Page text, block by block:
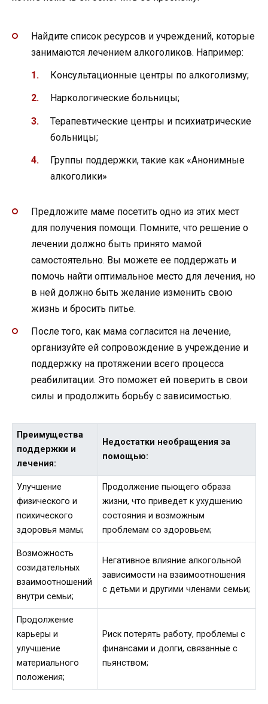
Найдите список ресурсов и учреждений, которые
занимаются лечением алкоголиков. Например:
Консультационные центры по алкоголизму;
Наркологические больницы;
Терапевтические центры и психиатрические
больницы;
Группы поддержки, такие как «Анонимные
алкоголики»
Предложите маме посетить одно из этих мест
для получения помощи. Помните, что решение о
лечении должно быть принято мамой
самостоятельно. Вы можете ее поддержать и
помочь найти оптимальное место для лечения, но
в ней должно быть желание изменить свою
жизнь и бросить питье.
После того, как мама согласится на лечение,
организуйте ей сопровождение в учреждение и
поддержку на протяжении всего процесса
реабилитации. Это поможет ей поверить в свои
силы и продолжить борьбу с зависимостью.
Преимущества
поддержки и
лечения:
Недостатки необращения за
помощью:
Улучшение
физического и
психического
здоровья мамы;
Продолжение пьющего образа
жизни, что приведет к ухудшению
состояния и возможным
проблемам со здоровьем;
Возможность
cозидательных
взаимоотношений
внутри семьи;
Негативное влияние алкогольной
зависимости на взаимоотношения
с детьми и другими членами семьи;
Продолжение
карьеры и
улучшение
материального
положения;
Риск потерять работу, проблемы с
финансами и долги, связанные с
пьянством;